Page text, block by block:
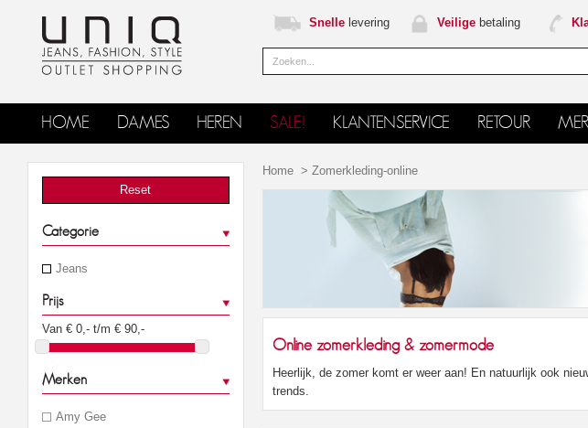
Snelle levering Veilige betaling
HOME DAMES HEREN SALE! KLANTENSERVICE RETOUR
Reset
Categorie
Jeans
Prijs
Van € 0,- t/m € 90,-
Merken
Amy Gee
Home> Zomerkleding-online
Online zomerkleding & zomermode
Heerlijk, de zomer komt er weer aan! En natuurlijk ook
trends.